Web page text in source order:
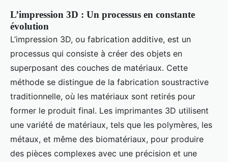
L’impression 3D : Un processus en constante
évolution
L’impression 3D, ou fabrication additive, est un
processus qui consiste à créer des objets en
superposant des couches de matériaux. Cette
méthode se distingue de la fabrication soustractive
traditionnelle, où les matériaux sont retirés pour
former le produit final. Les imprimantes 3D utilisent
une variété de matériaux, tels que les polymères, les
métaux, et même des biomatériaux, pour produire
des pièces complexes avec une précision et une